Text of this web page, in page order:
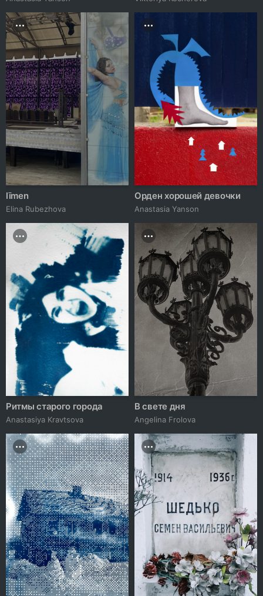
līmen
Elina Rubezhova
Орден хорошей девочки
Anastasia Yanson
Ритмы старого города
Anastasiya Kravtsova
В свете дня
Angelina Frolova